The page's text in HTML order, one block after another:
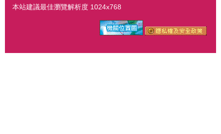
本站建議最佳瀏覽解析度 1024x768